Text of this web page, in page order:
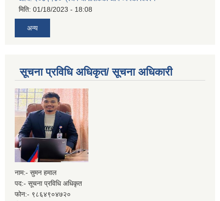
मिति: 01/18/2023 - 18:08
अन्य
सूचना प्रविधि अधिकृत/ सूचना अधिकारी
नाम:- सुमन हमाल
पद:- सूचना प्रविधि अधिकृत
फोन:- ९८६४९०४७२०